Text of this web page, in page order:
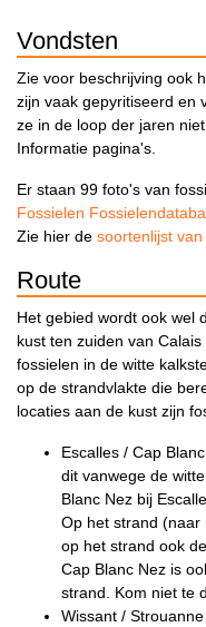
Vondsten
Zie voor beschrijving ook
zijn vaak gepyritiseerd en
ze in de loop der jaren
Informatie pagina's.
Er staan 99 foto's van
Fossielen
Zie hier de soortenlijst
Route
Het gebied wordt ook wel
kust ten zuiden van
fossielen in de witte
op de strandvlakte die
locaties aan de kust zijn
Escalles / Cap
dit vanwege de
Blanc Nez bij
Op het strand (naar
op het strand ook
Cap Blanc Nez is
strand. Kom niet te
Wissant /